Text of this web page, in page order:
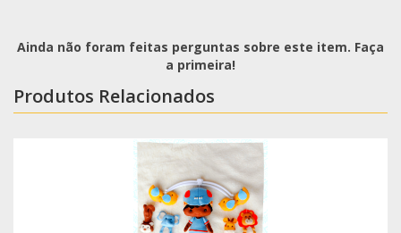
Ainda não foram feitas perguntas sobre este item. Faça
a primeira!
Produtos Relacionados